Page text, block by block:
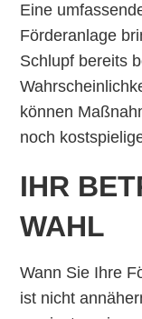
Eine
Förderanlage
Schlupf bereits
können
noch
IHR
WAHL
Wann Sie Ihre
ist nicht